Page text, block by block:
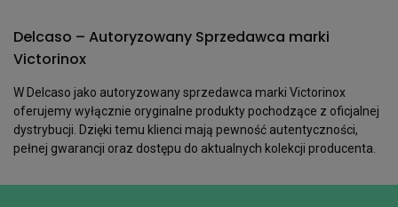
Delcaso – Autoryzowany Sprzedawca marki
Victorinox
W Delcaso jako autoryzowany sprzedawca marki Victorinox
oferujemy wyłącznie oryginalne produkty pochodzące z oficjalnej
dystrybucji. Dzięki temu klienci mają pewność autentyczności,
pełnej gwarancji oraz dostępu do aktualnych kolekcji producenta.